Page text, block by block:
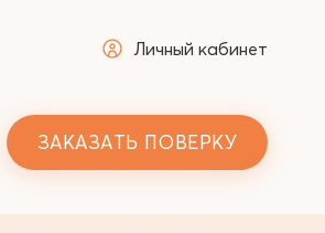
Личный кабинет
ЗАКАЗАТЬ ПОВЕРКУ